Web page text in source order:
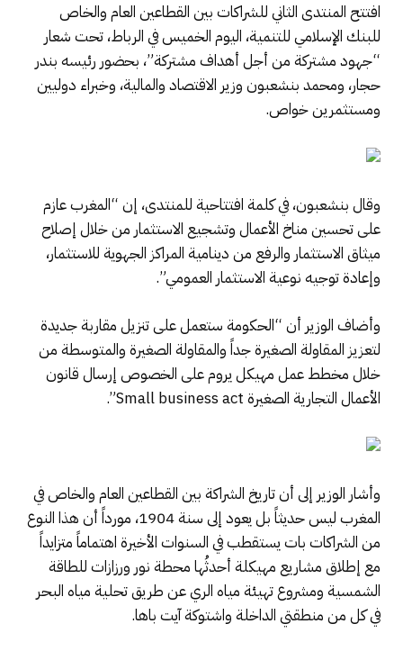
افتتح المنتدى الثاني للشراكات بين القطاعين العام والخاص
للبنك الإسلامي للتنمية، اليوم الخميس في الرباط، تحت شعار
“جهود مشتركة من أجل أهداف مشتركة”، بحضور رئيسه بندر
حجار، ومحمد بنشعبون وزير الاقتصاد والمالية، وخبراء دوليين
ومستثمرين خواص.
وقال بنشعبون، في كلمة افتتاحية للمنتدى، إن “المغرب عازم
على تحسين مناخ الأعمال وتشجيع الاستثمار من خلال إصلاح
ميثاق الاستثمار والرفع من دينامية المراكز الجهوية للاستثمار،
وإعادة توجيه نوعية الاستثمار العمومي”.
وأضاف الوزير أن “الحكومة ستعمل على تنزيل مقاربة جديدة
لتعزيز المقاولة الصغيرة جداً والمقاولة الصغيرة والمتوسطة من
خلال مخطط عمل مهيكل يروم على الخصوص إرسال قانون
الأعمال التجارية الصغيرة Small business act”.
وأشار الوزير إلى أن تاريخ الشراكة بين القطاعين العام والخاص في
المغرب ليس حديثاً بل يعود إلى سنة 1904، مورداً أن هذا النوع
من الشراكات بات يستقطب في السنوات الأخيرة اهتماماً متزايداً
مع إطلاق مشاريع مهيكلة أحدثُها محطة نور ورزازات للطاقة
الشمسية ومشروع تهيئة مياه الري عن طريق تحلية مياه البحر
في كل من منطقتي الداخلة واشتوكة آيت باها.